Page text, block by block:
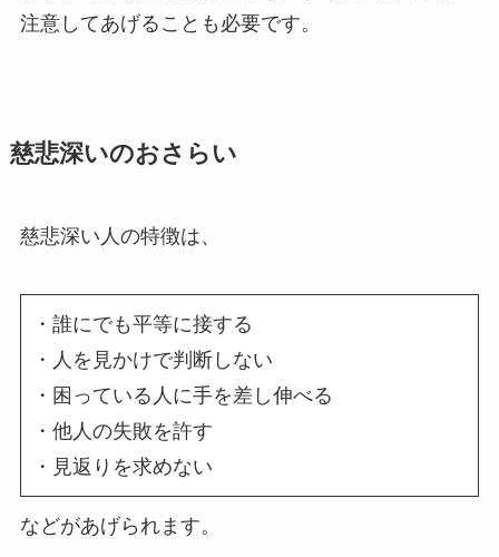
注意してあげることも必要です。
慈悲深いのおさらい
慈悲深い人の特徴は、
・誰にでも平等に接する
・人を見かけで判断しない
・困っている人に手を差し伸べる
・他人の失敗を許す
・見返りを求めない
などがあげられます。